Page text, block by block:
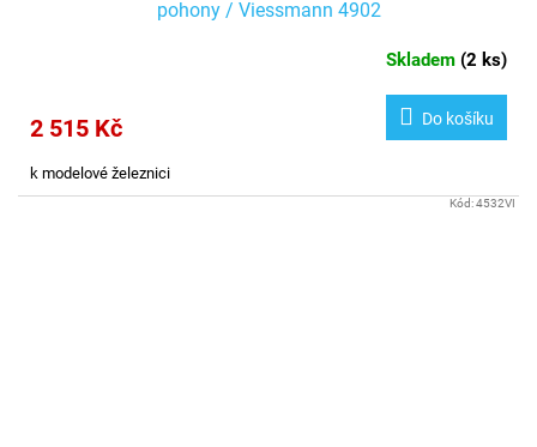
pohony / Viessmann 4902
Skladem (2 ks)
2 515 Kč Do košíku
k modelové železnici
Kód:4532VI